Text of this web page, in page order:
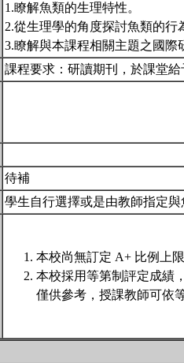
1.瞭解魚類的生理特性。
2.從生理學的角度探討魚類的行
3.瞭解與本課程相關主題之國
課程要求：研讀期刊，於課堂
待補
學生自行選擇或是由教師指定
本校尚無訂定 A+ 比例上
本校採用等第制評定成績
僅供參考，授課教師可依